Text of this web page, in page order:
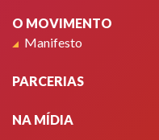
O MOVIMENTO
Manifesto
PARCERIAS
NA MÍDIA